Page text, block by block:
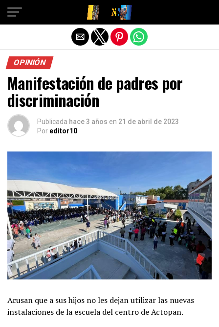
OPINIÓN
Manifestación de padres por
discriminación
Publicada hace 3 años en 21 de abril de 2023
Por editor10
Acusan que a sus hijos no les dejan utilizar las nuevas
instalaciones de la escuela del centro de Actopan.
Salir de la versión móvil